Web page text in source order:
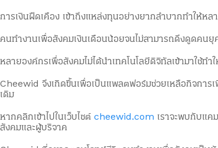
การเงินฝืดเคือง เข้าถึงแหล่งทุนอย่างยากลำบากทำให้หล
คนทำงานเพื่อสังคมเงินเดือนน้อยจนไม่สามารถดึงดูดคนยุค
หลายองค์กรเพื่อสังคมไม่ได้นำเทคโนโลยีดิจิทัลเข้ามาใช้
Cheewid จึงเกิดขึ้นเพื่อเป็นแพลตฟอร์มช่วยเหลือกิจการ
เดิม
หากคลิกเข้าไปในเว็บไซต์ cheewid.com เราจะพบกับแค
สังคมและผู้บริจาค